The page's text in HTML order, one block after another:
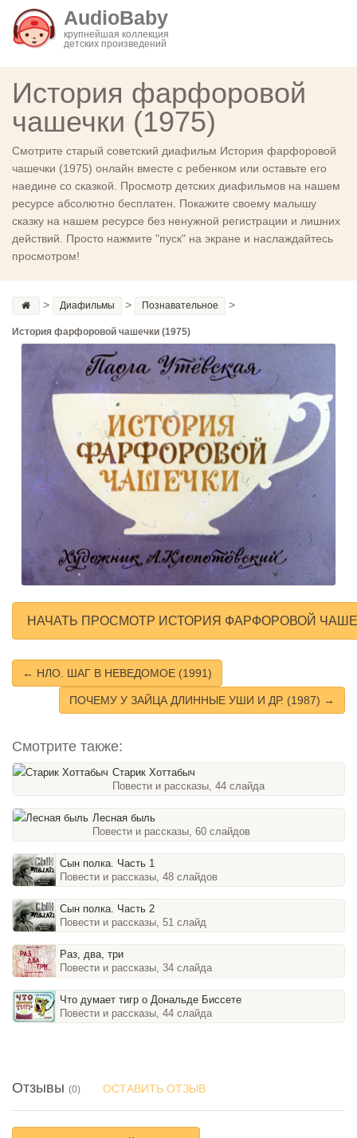
AudioBaby
крупнейшая коллекция
детских произведений
История фарфоровой
чашечки (1975)
Смотрите старый советский диафильм История фарфоровой
чашечки (1975) онлайн вместе с ребенком или оставьте его
наедине со сказкой. Просмотр детских диафильмов на нашем
ресурсе абсолютно бесплатен. Покажите своему малышу
сказку на нашем ресурсе без ненужной регистрации и лишних
действий. Просто нажмите "пуск" на экране и наслаждайтесь
просмотром!
> Диафильмы > Познавательное >
История фарфоровой чашечки (1975)
НАЧАТЬ ПРОСМОТР ИСТОРИЯ ФАРФОРОВОЙ
← НЛО. ШАГ В НЕВЕДОМОЕ (1991)
ПОЧЕМУ У ЗАЙЦА ДЛИННЫЕ УШИ И ДР. (1987) →
Смотрите также:
Старик Хоттабыч
Повести и рассказы, 44 слайда
Лесная быль
Повести и рассказы, 60 слайдов
Сын полка. Часть 1
Повести и рассказы, 48 слайдов
Сын полка. Часть 2
Повести и рассказы, 51 слайд
Раз, два, три
Повести и рассказы, 34 слайда
Что думает тигр о Дональде Биссете
Повести и рассказы, 44 слайда
Отзывы (0) ОСТАВИТЬ ОТЗЫВ